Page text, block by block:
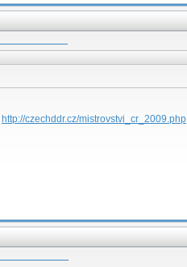
http://czechddr.cz/mistrovstvi_cr_2009.php